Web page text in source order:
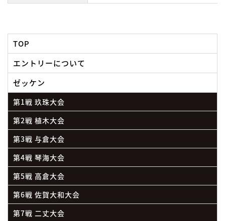
TOP
エントリーについて
ゼッケン
第1戦 玖珠大会
第2戦 植木大会
第3戦 与倉大会
第4戦 琴海大会
第5戦 高倉大会
第6戦 佐賀大和大会
第7戦 二丈大会